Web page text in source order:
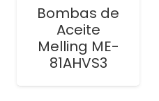
Bombas de
Aceite
Melling ME-
81AHVS3